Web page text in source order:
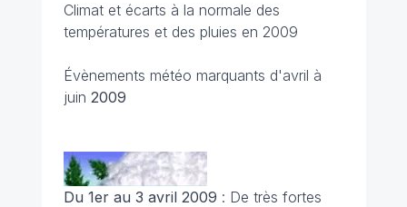
Climat et écarts à la normale des
températures et des pluies en 2009
Évènements météo marquants d'avril à
juin 2009
Du 1er au 3 avril 2009 : De très fortes